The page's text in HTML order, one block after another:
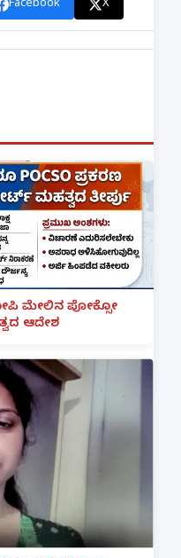
Facebook X
ಮೇಲಿನ ಪೋಕ್ಸೋ
ಆದೇಶ